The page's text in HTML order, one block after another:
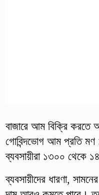
বাজারে আম বিক্রি করতে
গোবিন্দভোগ আম প্রতি মণ
ব্যবসায়ীরা ১৩০০ থেকে
ব্যবসায়ীদের ধারণা,